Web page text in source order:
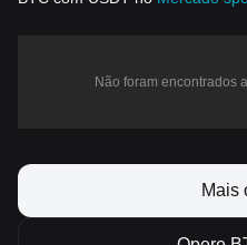
Não foram encontrados
Mais